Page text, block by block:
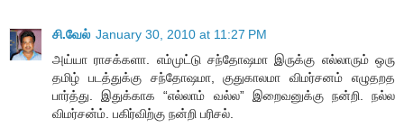
சி.வேல் January 30, 2010 at 11:27 PM
அய்யா ராசக்களா. எம்முட்டு சந்தோஷமா இருக்கு எல்லாரும் ஒரு
தமிழ் படத்துக்கு சந்தோஷமா, குதுகாலமா விமர்சனம் எழுதறத
பார்த்து. இதுக்காக “எல்லாம் வல்ல” இறைவனுக்கு நன்றி. நல்ல
விமர்சன்ம். பகிர்விற்கு நன்றி பரிசல்.